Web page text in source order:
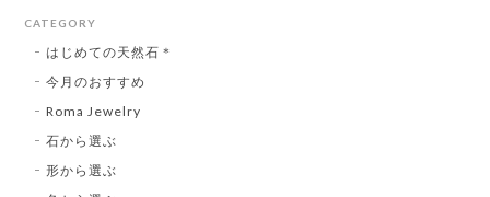
CATEGORY
はじめての天然石＊
今月のおすすめ
Roma Jewelry
石から選ぶ
形から選ぶ